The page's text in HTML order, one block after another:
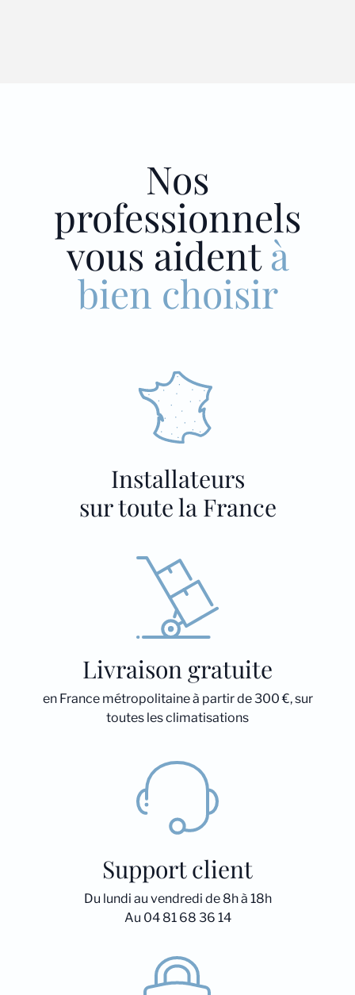
Nos
professionnels
vous aidentà
bien choisir
Installateurs
sur toute la France
Livraison gratuite
en France métropolitaine à partir de 300 €, sur
toutes les climatisations
Support client
Du lundi au vendredi de 8h à 18h
Au 04 81 68 36 14